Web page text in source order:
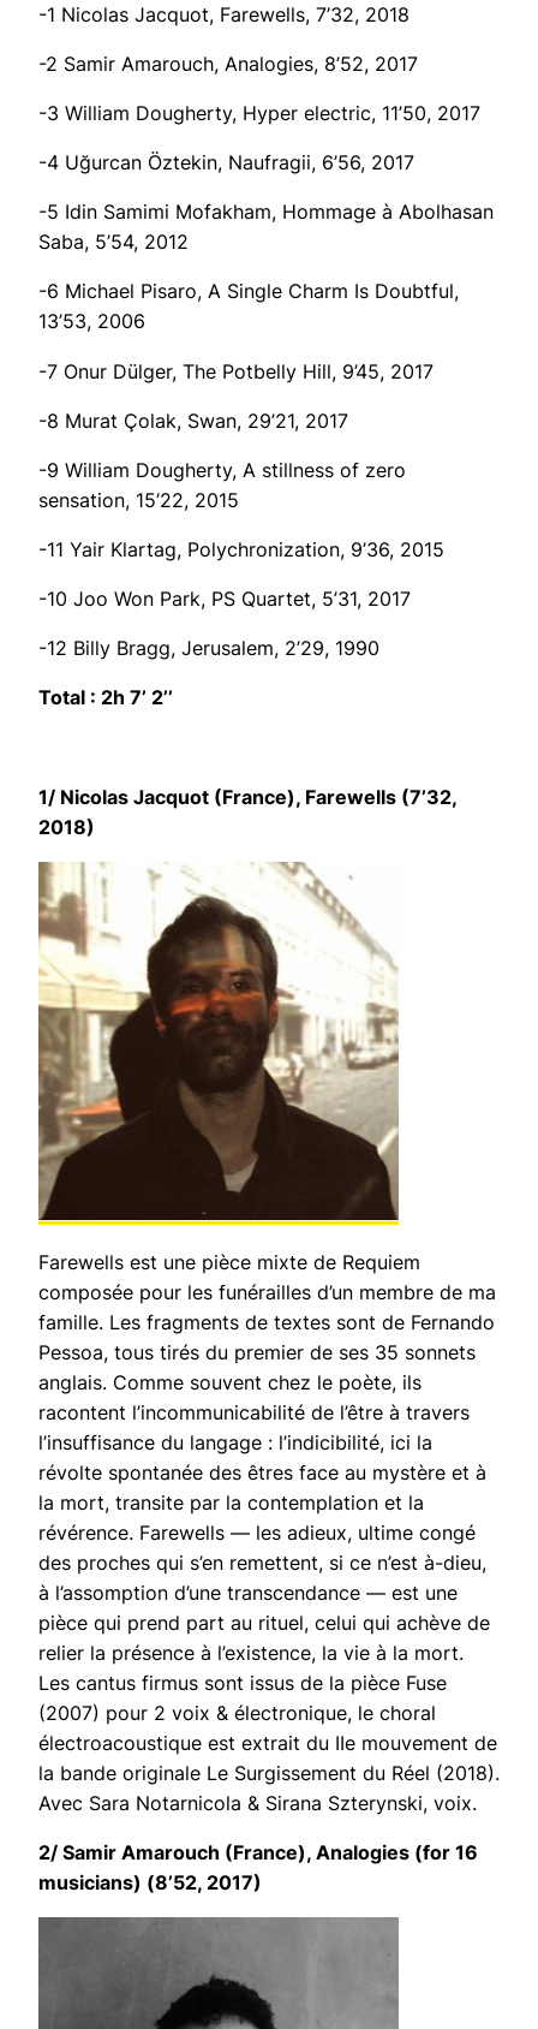
-1 Nicolas Jacquot, Farewells, 7’32, 2018
-2 Samir Amarouch, Analogies, 8’52, 2017
-3 William Dougherty, Hyper electric, 11’50, 2017
-4 Uğurcan Öztekin, Naufragii, 6’56, 2017
-5 Idin Samimi Mofakham, Hommage à Abolhasan
Saba, 5’54, 2012
-6 Michael Pisaro, A Single Charm Is Doubtful,
13’53, 2006
-7 Onur Dülger, The Potbelly Hill, 9’45, 2017
-8 Murat Çolak, Swan, 29’21, 2017
-9 William Dougherty, A stillness of zero
sensation, 15’22, 2015
-11 Yair Klartag, Polychronization, 9’36, 2015
-10 Joo Won Park, PS Quartet, 5’31, 2017
-12 Billy Bragg, Jerusalem, 2’29, 1990
Total : 2h 7’ 2’’
1/ Nicolas Jacquot (France), Farewells (7’32,
2018)
Farewells est une pièce mixte de Requiem
composée pour les funérailles d’un membre de ma
famille. Les fragments de textes sont de Fernando
Pessoa, tous tirés du premier de ses 35 sonnets
anglais. Comme souvent chez le poète, ils
racontent l’incommunicabilité de l’être à travers
l’insuffisance du langage : l’indicibilité, ici la
révolte spontanée des êtres face au mystère et à
la mort, transite par la contemplation et la
révérence. Farewells — les adieux, ultime congé
des proches qui s’en remettent, si ce n’est à-dieu,
à l’assomption d’une transcendance — est une
pièce qui prend part au rituel, celui qui achève de
relier la présence à l’existence, la vie à la mort.
Les cantus firmus sont issus de la pièce Fuse
(2007) pour 2 voix & électronique, le choral
électroacoustique est extrait du IIe mouvement de
la bande originale Le Surgissement du Réel (2018).
Avec Sara Notarnicola & Sirana Szterynski, voix.
2/ Samir Amarouch (France), Analogies (for 16
musicians) (8’52, 2017)